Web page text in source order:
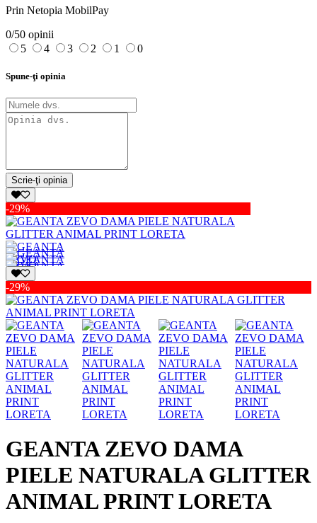
Prin Netopia MobilPay
0/50 opinii
5
4 3 2 1 0
Spune-ţi opinia
Scrie-ţi opinia
-29%
-29%
GEANTA ZEVO DAMA
PIELE NATURALA GLITTER
ANIMAL PRINT LORETA